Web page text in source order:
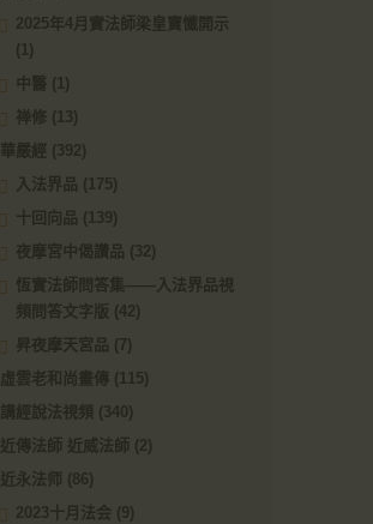
2025年4月實法師梁皇寶懺開示
(1)
中醫 (1)
禅修 (13)
華嚴經 (392)
入法界品 (175)
十回向品 (139)
夜摩宮中偈讚品 (32)
恆實法師問答集——入法界品視
頻問答文字版 (42)
昇夜摩天宮品 (7)
虛雲老和尚畫傳 (115)
講經說法視頻
(340)
近傳法師 近威法師 (2)
近永法师
(86)
2023十月法会 (9)